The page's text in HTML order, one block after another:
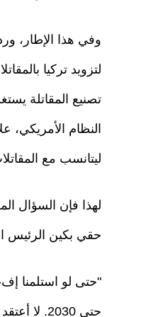
وفي هذا الإطار،
لتزويد تركيا
تصنيع المقاتلة
النظام
ليتانسب مع المقاتلات
حقي بكين الرئيس
حتى 2030. لا أعتقد أن الخطة البديلة هي شراء مقاتلات من روسيا.